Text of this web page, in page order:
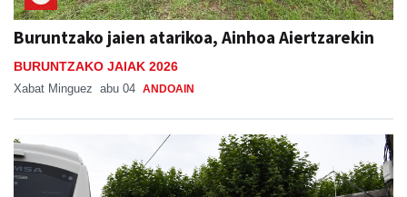
Buruntzako jaien atarikoa, Ainhoa Aiertzarekin
BURUNTZAKO JAIAK 2026
Xabat Minguez abu 04 ANDOAIN